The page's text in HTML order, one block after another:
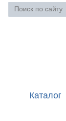
Каталог